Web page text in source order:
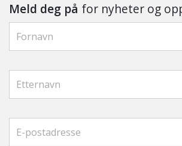
Meld deg på for nyheter og